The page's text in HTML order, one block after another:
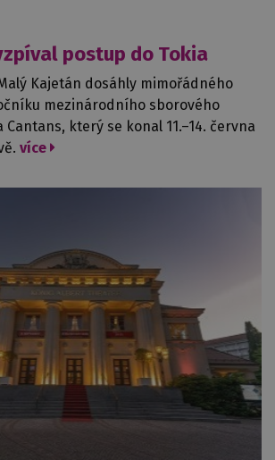
postup do Tokia
Kajetán dosáhly mimořádného
mezinárodního sborového
Cantans, který se konal 11.–14. června
více